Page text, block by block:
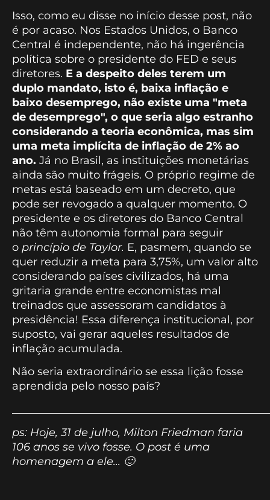
Isso, como eu disse no início desse post, não
é por acaso. Nos Estados Unidos, o Banco
Central é independente, não há ingerência
política sobre o presidente do FED e seus
diretores. E a despeito deles terem um
duplo mandato, isto é, baixa inflação e
baixo desemprego, não existe uma "meta
de desemprego", o que seria algo estranho
considerando a teoria econômica, mas sim
uma meta implícita de inflação de 2% ao
ano. Já no Brasil, as instituições monetárias
ainda são muito frágeis. O próprio regime de
metas está baseado em um decreto, que
pode ser revogado a qualquer momento. O
presidente e os diretores do Banco Central
não têm autonomia formal para seguir
o princípio de Taylor. E, pasmem, quando se
quer reduzir a meta para 3,75%, um valor alto
considerando países civilizados, há uma
gritaria grande entre economistas mal
treinados que assessoram candidatos à
presidência! Essa diferença institucional, por
suposto, vai gerar aqueles resultados de
inflação acumulada.
Não seria extraordinário se essa lição fosse
aprendida pelo nosso país?
ps: Hoje, 31 de julho, Milton Friedman faria
106 anos se vivo fosse. O post é uma
homenagem a ele... 🙂